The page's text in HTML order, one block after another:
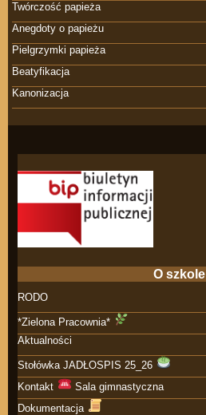
Twórczość papieża
Anegdoty o papieżu
Pielgrzymki papieża
Beatyfikacja
Kanonizacja
O szkole
RODO
*Zielona Pracownia*
Aktualności
Stołówka JADŁOSPIS 25_26
Kontakt
Sala gimnastyczna
Dokumentacja